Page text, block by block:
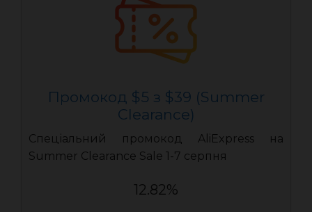
Промокод $5 з $39 (Summer
Clearance)
Спеціальний промокод AliExpress на
Summer Clearance Sale 1-7 серпня
12.82%